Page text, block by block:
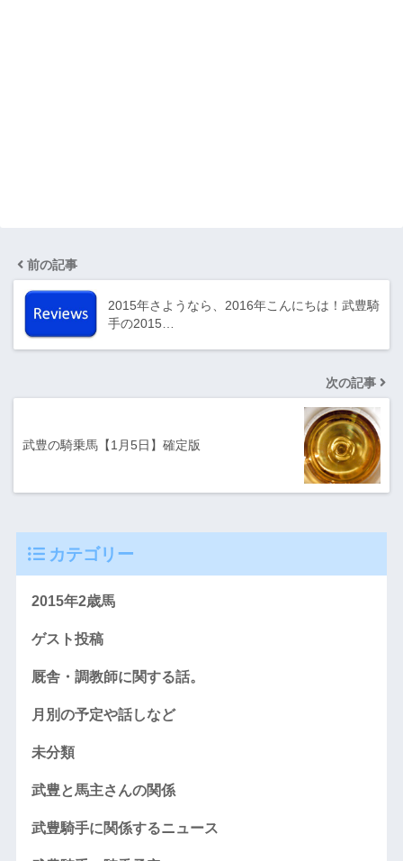
前の記事
2015年さようなら、2016年こんにちは！武豊騎
手の2015…
次の記事
武豊の騎乗馬【1月5日】確定版
カテゴリー
2015年2歳馬
ゲスト投稿
厩舎・調教師に関する話。
月別の予定や話しなど
未分類
武豊と馬主さんの関係
武豊騎手に関係するニュース